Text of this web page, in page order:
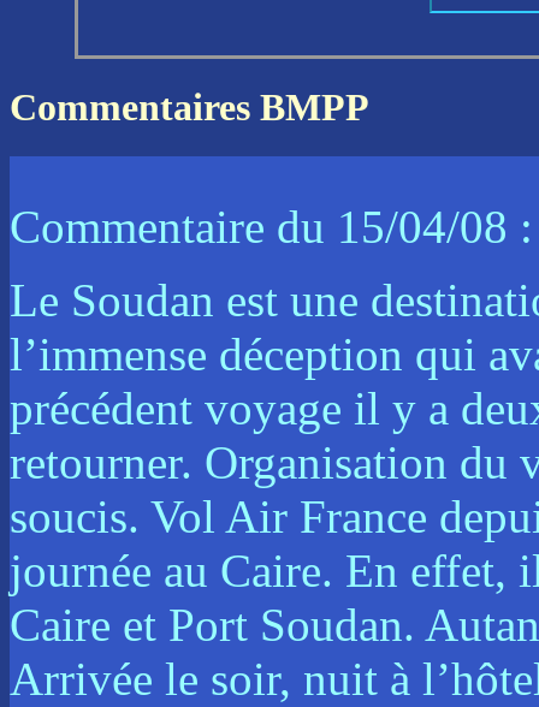
Commentaires BMPP
Commentaire du 15/04/08
Le Soudan est une
l’immense déception qui
précédent voyage il y a
retourner. Organisation du
soucis. Vol Air France
journée au Caire. En effet,
Caire et Port Soudan.
Arrivée le soir, nuit à